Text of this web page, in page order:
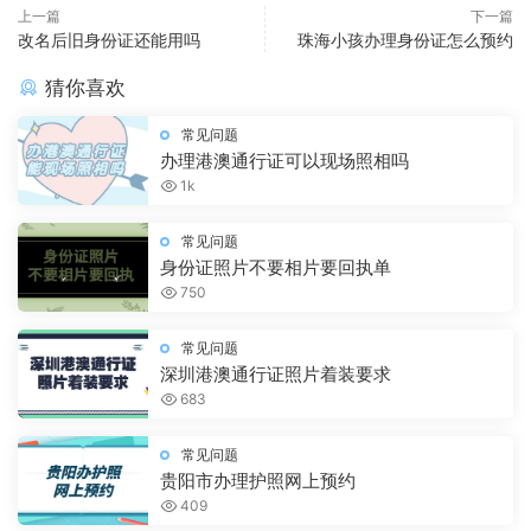
上一篇
改名后旧身份证还能用吗
下一篇
珠海小孩办理身份证怎么预约
猜你喜欢
常见问题
办理港澳通行证可以现场照相吗
1k
常见问题
身份证照片不要相片要回执单
750
常见问题
深圳港澳通行证照片着装要求
683
常见问题
贵阳市办理护照网上预约
409